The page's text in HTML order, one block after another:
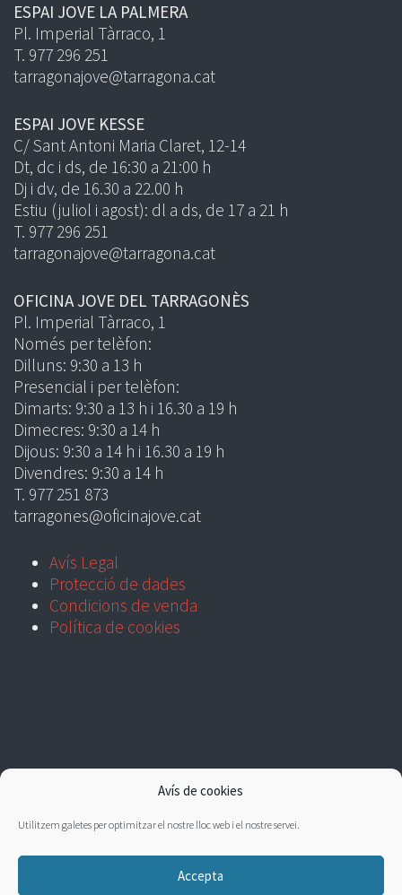
Avís de cookies
Utilitzem galetes per optimitzar el nostre lloc web i el nostre servei.
Accepta
ESPAI JOVE LA PALMERA
Pl. Imperial Tàrraco, 1
T. 977 296 251
tarragonajove@tarragona.cat
ESPAI JOVE KESSE
C/ Sant Antoni Maria Claret, 12-14
Dt, dc i ds, de 16:30 a 21:00 h
Dj i dv, de 16.30 a 22.00 h
Estiu (juliol i agost): dl a ds, de 17 a 21 h
T. 977 296 251
tarragonajove@tarragona.cat
OFICINA JOVE DEL TARRAGONÈS
Pl. Imperial Tàrraco, 1
Només per telèfon:
Dilluns: 9:30 a 13 h
Presencial i per telèfon:
Dimarts: 9:30 a 13 h i 16.30 a 19 h
Dimecres: 9:30 a 14 h
Dijous: 9:30 a 14 h i 16.30 a 19 h
Divendres: 9:30 a 14 h
T. 977 251 873
tarragones@oficinajove.cat
Avís Legal
Protecció de dades
Condicions de venda
Política de cookies